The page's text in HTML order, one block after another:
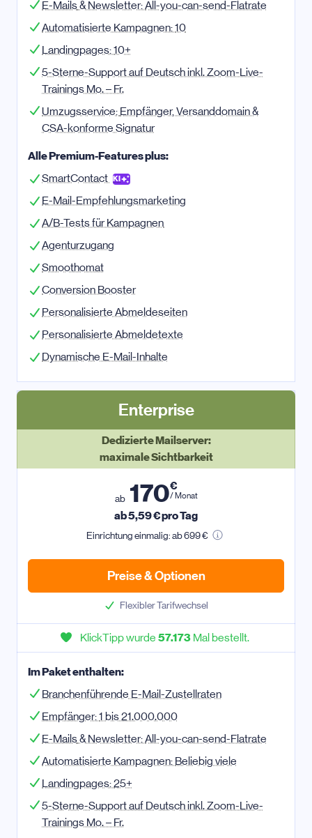
E-Mails& Newsletter:All-you-can-send-Flatrate
Automatisierte Kampagnen:10
Landingpages:10+
5-Sterne-Support auf Deutsch inkl. Zoom-Live-
Trainings Mo. – Fr.
Umzugsservice: Empfänger, Versanddomain &
CSA-konforme Signatur
Alle Premium-Features plus:
SmartContact KI
E-Mail-Empfehlungsmarketing
A/B-Tests für Kampagnen
Agenturzugang
Smoothomat
Conversion Booster
Personalisierte Abmeldeseiten
Personalisierte Abmeldetexte
Dynamische E-Mail-Inhalte
Enterprise
Dedizierte Mailserver:
maximale Sichtbarkeit
ab 170€
/ Monat
ab5,59€ pro Tag
Einrichtung einmalig: ab 699 €
Preise & Optionen
Flexibler Tarifwechsel
KlickTipp wurde 57.173Mal bestellt.
Im Paket enthalten:
Branchenführende E-Mail-Zustellraten
Empfänger:1 bis 21.000.000
E-Mails& Newsletter:All-you-can-send-Flatrate
Automatisierte Kampagnen: Beliebig viele
Landingpages:25+
5-Sterne-Support auf Deutsch inkl. Zoom-Live-
Trainings Mo. – Fr.